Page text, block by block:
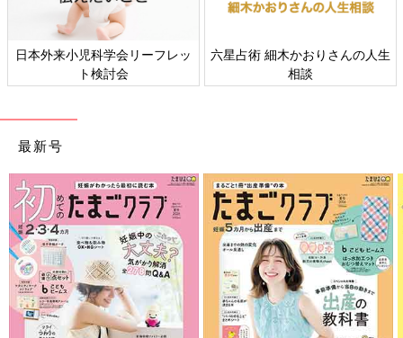
た。そして7件目でようやく、きょうだい児が通える保育園を併
設していて、親同士のコミュニケーションができる療育施設に巡
り会うことができました。
自我を出すのが苦手だった。パニックで自傷も…馬
乗りになって止める日々
日本外来小児科学会リーフレッ
ト検討会
六星占術 細木かおりさんの人生
相談
最新号